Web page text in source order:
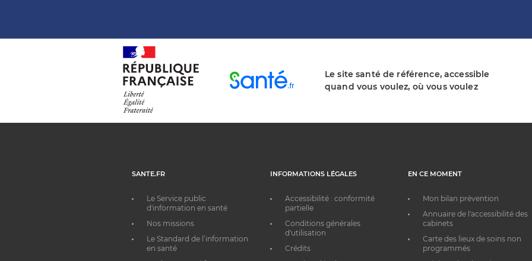
Le site santé de référence, accessible
quand vous voulez, où vous voulez
SANTE.FR
Le Service public
d'information en santé
Nos missions
Le Standard de l’information
en santé
INFORMATIONS LÉGALES
Accessibilité : conformité
partielle
Conditions générales
d'utilisation
Crédits
EN CE MOMENT
Mon bilan prévention
Annuaire de l'accessibilité des
cabinets
Carte des lieux de soins non
programmés